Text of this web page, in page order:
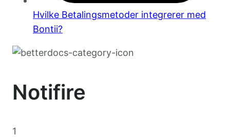
Hvilke Betalingsmetoder integrerer med
Bontii?
Notifire
1